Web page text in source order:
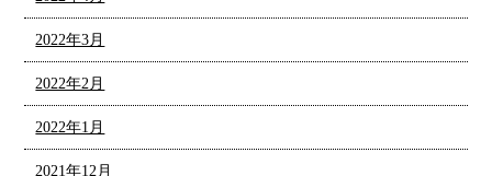
2022年3月
2022年2月
2022年1月
2021年12月